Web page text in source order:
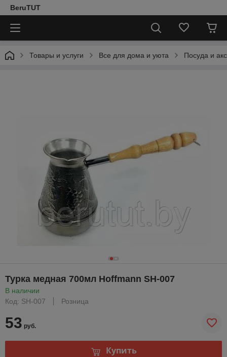
BeruTUT
Товары и услуги Все для дома и уюта Посуда и
Турка медная 700мл Hoffmann SH-007
В наличии
Код: SH-007
Розница
53 руб.
Купить